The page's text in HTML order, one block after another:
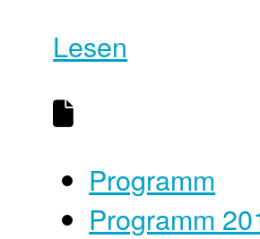
Lesen
Programm
Programm